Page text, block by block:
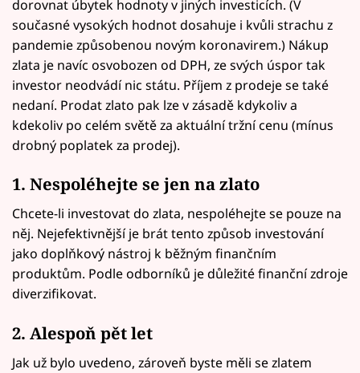
dorovnat úbytek hodnoty v jiných investicích. (V
současné vysokých hodnot dosahuje i kvůli strachu z
pandemie způsobenou novým koronavirem.) Nákup
zlata je navíc osvobozen od DPH, ze svých úspor tak
investor neodvádí nic státu. Příjem z prodeje se také
nedaní. Prodat zlato pak lze v zásadě kdykoliv a
kdekoliv po celém světě za aktuální tržní cenu (mínus
drobný poplatek za prodej).
1. Nespoléhejte se jen na zlato
Chcete-li investovat do zlata, nespoléhejte se pouze na
něj. Nejefektivnější je brát tento způsob investování
jako doplňkový nástroj k běžným finančním
produktům. Podle odborníků je důležité finanční zdroje
diverzifikovat.
2. Alespoň pět let
Jak už bylo uvedeno, zároveň byste měli se zlatem